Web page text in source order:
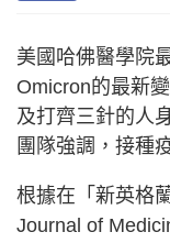
美國哈佛醫學院
Omicron的最新
及打齊三針的人
團隊強調，接種
根據在「新英格
Journal of